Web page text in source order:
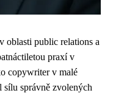
oblasti public relations a
praxí v
copywriter v malé
sílu správně zvolených